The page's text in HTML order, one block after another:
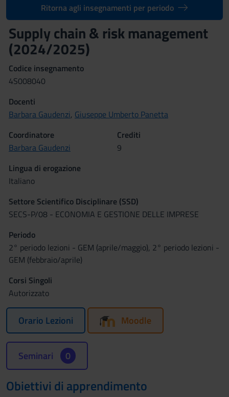
Ritorna agli insegnamenti per periodo
Supply chain & risk management
(2024/2025)
Codice insegnamento
4S008040
Docenti
Barbara Gaudenzi, Giuseppe Umberto Panetta
Coordinatore
Barbara Gaudenzi
Crediti
9
Lingua di erogazione
Italiano
Settore Scientifico Disciplinare (SSD)
SECS-P/08 - ECONOMIA E GESTIONE DELLE IMPRESE
Periodo
2° periodo lezioni - GEM (aprile/maggio), 2° periodo lezioni -
GEM (febbraio/aprile)
Corsi Singoli
Autorizzato
Orario Lezioni Moodle
Seminari 0
Obiettivi di apprendimento